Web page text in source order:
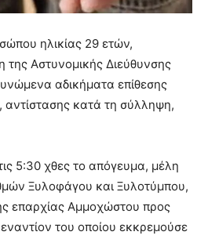
ηλικίας 29 ετών,
Αστυνομικής Διεύθυνσης
αδικήματα επίθεσης
αντίστασης κατά τη σύλληψη,
5:30 χθες το απόγευμα, μέλη
Ξυλοφάγου και Ξυλοτύμπου,
επαρχίας Αμμοχώστου προς
του οποίου εκκρεμούσε